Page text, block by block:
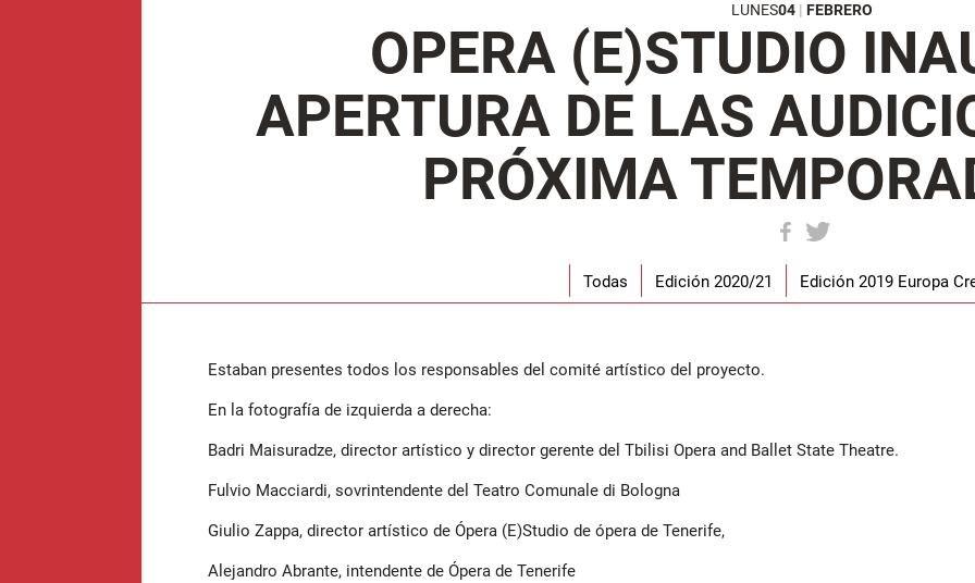
LUNES04 | FEBRERO
OPERA (E)STUDIO
APERTURA DE LAS
PRÓXIMA
Todas Edición 2020/21 Edición 2019 Europa
Estaban presentes todos los responsables del comité artístico del proyecto.
En la fotografía de izquierda a derecha:
Badri Maisuradze, director artístico y director gerente del Tbilisi Opera and Ballet State Theatre.
Fulvio Macciardi, sovrintendente del Teatro Comunale di Bologna
Giulio Zappa, director artístico de Ópera (E)Studio de ópera de Tenerife,
Alejandro Abrante, intendente de Ópera de Tenerife